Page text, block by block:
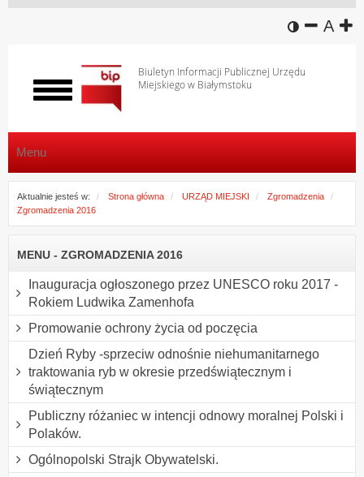
wersja
A
Biuletyn Informacji Publicznej Urzędu
Miejskiego w Białymstoku
Włącz
menu
Menu
Aktualnie jesteś w: Strona główna URZĄD MIEJSKI
Zgromadzenia
Zgromadzenia 2016
MENU - ZGROMADZENIA 2016
Inauguracja ogłoszonego przez UNESCO roku 2017 -
Rokiem Ludwika Zamenhofa
Promowanie ochrony życia od poczęcia
Dzień Ryby -sprzeciw odnośnie niehumanitarnego
traktowania ryb w okresie przedświątecznym i
świątecznym
Publiczny różaniec w intencji odnowy moralnej Polski i
Polaków.
Ogólnopolski Strajk Obywatelski.